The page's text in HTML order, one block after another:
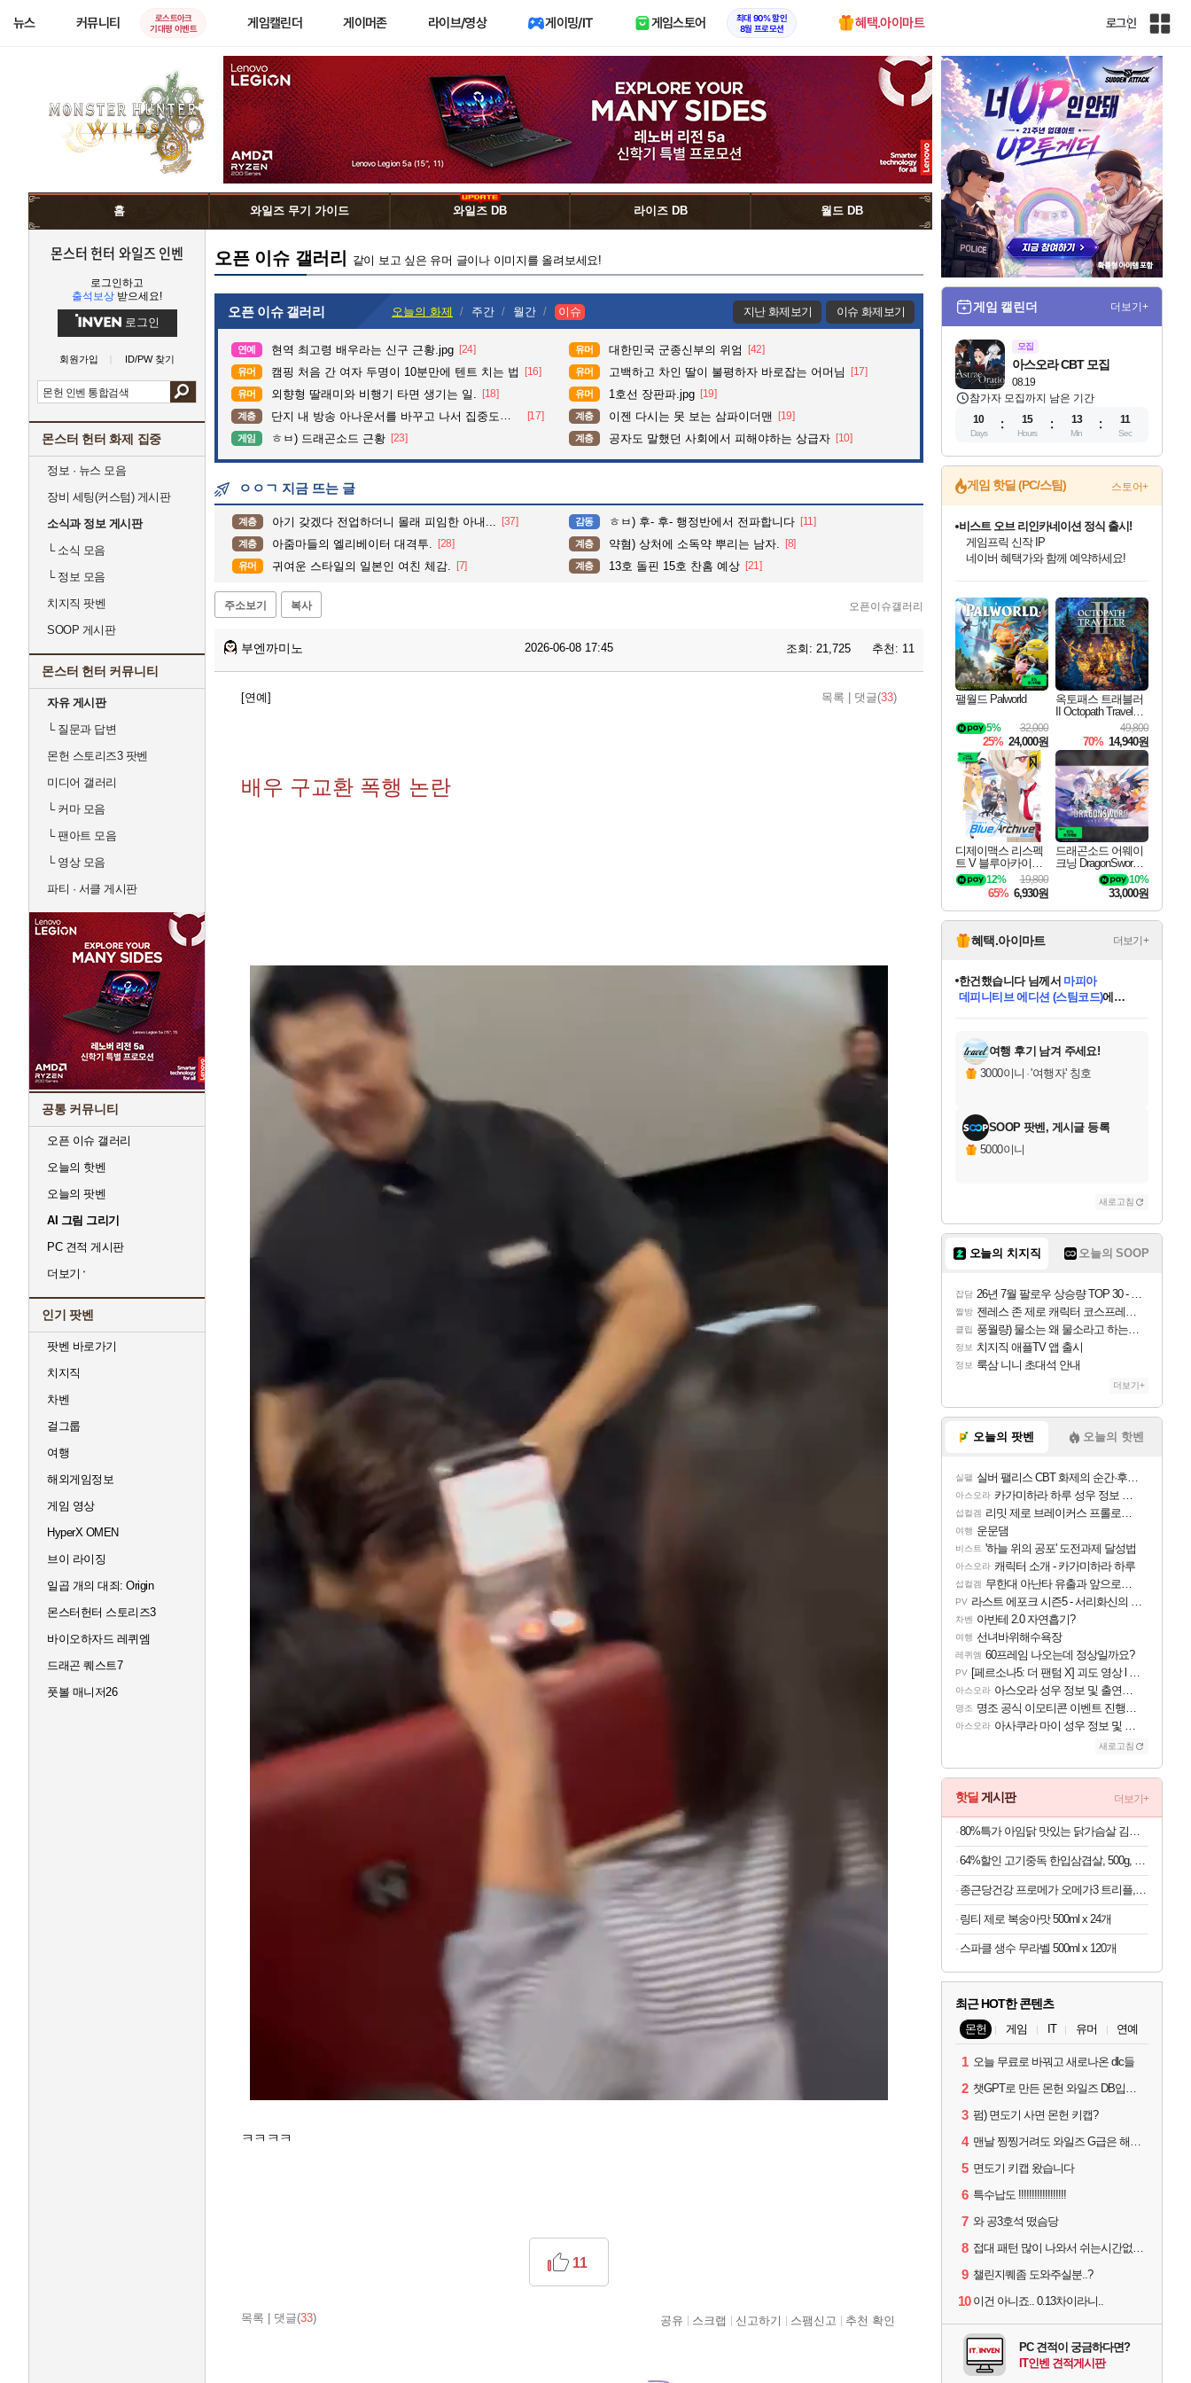
뉴스 커뮤니티
로스트아크
기대평 이벤트
게임캘린더 게이머존 라이브/영상 게이밍/IT 게임스토어
최대 90% 할인
8월 프로모션
혜택.아이마트 로그인
인
전
사
이
트
홈 와일즈 무기 가이드 와일즈 DB 라이즈 DB 월드 DB
몬스터 헌터 와일즈 인벤
로그인하고
출석보상 받으세요!
로그인
회원가입 ID/PW 찾기
몬스터 헌터 화제 집중
정보 · 뉴스 모음
장비 세팅(커스텀) 게시판
소식과 정보 게시판
└소식 모음
└정보 모음
치지직 팟벤
SOOP 게시판
몬스터 헌터 커뮤니티
자유 게시판
└질문과 답변
몬헌 스토리즈3 팟벤
미디어 갤러리
└커마 모음
└팬아트 모음
└영상 모음
파티 · 서클 게시판
공통 커뮤니티
오픈 이슈 갤러리
오늘의 핫벤
오늘의 팟벤
AI 그림 그리기
PC 견적 게시판
더보기
인기 팟벤
팟벤 바로가기
치지직
차벤
걸그룹
여행
해외게임정보
게임 영상
HyperX OMEN
브이 라이징
일곱 개의 대죄: Origin
몬스터헌터 스토리즈3
바이오하자드 레퀴엠
드래곤 퀘스트7
풋볼 매니저26
오픈 이슈 갤러리 같이 보고 싶은 유머 글이나 이미지를 올려보세요!
오픈 이슈 갤러리 오늘의 화제 주간 월간 이슈 지난 화제보기 이슈 화제보기
연예 현역 최고령 배우라는 신구 근황.jpg [24] 유머 대한민국 군종신부의 위엄 [42]
유머 캠핑 처음 간 여자 두명이 10분만에 텐트 치는 법 [16] 유머 고백하고 차인 딸이 불평하자 바로잡는 어머님 [17]
유머 외향형 딸래미와 비행기 타면 생기는 일. [18] 유머 1호선 장판파.jpg [19]
계층 단지 내 방송 아나운서를 바꾸고 나서 집중도가 확 올라갔다는 한 아파트의 안내방송 [17] 계층 이젠 다시는 못 보는 삼파이더맨 [19]
게임 ㅎㅂ) 드래곤소드 근황 [23] 계층 공자도 말했던 사회에서 피해야하는 상급자 [10]
ㅇㅇㄱ 지금 뜨는 글
계층 아기 갖겠다 전업하더니 몰래 피임한 아내... [37] 감동 ㅎㅂ) 후- 후- 행정반에서 전파합니다 [11]
계층 아줌마들의 엘리베이터 대격투. [28] 계층 약혐) 상처에 소독약 뿌리는 남자. [8]
유머 귀여운 스타일의 일본인 여친 체감. [7] 계층 13호 돌핀 15호 찬홈 예상 [21]
주소보기 복사 오픈이슈갤러리
부엔까미노 2026-06-08 17:45 조회: 21,725 추천: 11
[연예] 목록 댓글(33)
배우 구교환 폭행 논란
ㅋㅋㅋㅋ
목록 댓글(33)
11
공유 스크랩 신고하기 스팸신고 추천 확인
게임 캘린더 더보기+
모집
08.19
아스오라 CBT 모집
참가자 모집까지 남은 기간
10
Days
15
Hours
13
Min
10
Sec
게임 핫딜 (PC/스팀) 스토어+
최대 90% 할인가를 만나보세요!
네이버혜택과 함께 만나보세요!
50%할인&추가 적립까지!
네이버 포인트 혜택까지!
이니&베니 혜택까지!
비스트 오브 리인카네이션 정식 출시!
게임프릭 신작 IP
네이버 혜택가와 함께 예약하세요!
할인&네이버혜택으로 만나보세요!
네이버페이 혜택과 만나보세요!
40주년 프로모션으로 만나보세요!
할인가에 만나보세요!
일부 에디션 상시 할인!
혜택으로 예약 판매 중
편안하게 충전하세요
팰월드 Palworld
32,000
5%
25% 24,000원
옥토패스 트래블러
II Octopath Traveler I
49,800
70% 14,940원
디제이맥스 리스펙
트 V 블루아카이브
팩 DJMAX RESPE
CT V Blue Archive P
ack DLC
19,800
12%
65% 6,930원
드래곤소드 어웨이
크닝 DragonSword A
10%
33,000원
혜택.아이마트 더보기+
교환.
당첨되셨습니다.
당첨되셨습니다.
한건했습니다 님께서
당첨되셨습니다.
프로틴스101님께서네이버페이 1만원
교환권 에 당첨되셨습니다.
당첨되셨습니다.
당첨되셨습니다.
당첨되셨습니다.
당첨되셨습니다.
에디션 (스팀코드) 를 교환.
당첨되셨습니다.
여행 후기 남겨 주세요!
3000이니 ·'여행자' 칭호
SOOP 팟벤, 게시글 등록
5000이니
새로고침
오늘의 치지직 오늘의 SOOP
잡담 26년 7월 팔로우 상승량 TOP 30 - 월간 치지직
짤방 젠레스 존 제로 캐릭터 코스프레한 꽁주
클립 풍월량) 물소는 왜 물소라고 하는거야? 아! 그만 ㅋㅋ
정보 치지직 애플TV 앱 출시
정보 룩삼 니니 초대석 안내
더보기+
오늘의 팟벤 오늘의 핫벤
실팰 실버 팰리스 CBT 화제의 순간·후기 모음
아스오라 카가미하라 하루 성우 정보 및 주요 필모
섭컬겜 리밋 제로 브레이커스 프롤로그 테스트 후기 영상 업로드
여행 운문댐
비스트 '하늘 위의 공포' 도전과제 달성법
아스오라 캐릭터 소개 - 카가미하라 하루
섭컬겜 무한대 아난타 유출과 앞으로의 예상 (루머)
PV 라스트 에포크 시즌5 - 서리화신의 분노 티저
차벤 아반테 2.0 자연흡기?
여행 선녀바위해수욕장
레퀴엠 60프레임 나오는데 정상일까요?
PV [페르소나5: 더 팬텀 X] 괴도 영상 l 타카마키 안·댄싱 스타
아스오라 아스오라 성우 정보 및 출연작 모음
명조 명조 공식 이모티콘 이벤트 진행해봤습니다! 참여부터 추첨까지????
아스오라 아사쿠라 마이 성우 정보 및 주요 필모
새로고침
핫딜 게시판 더보기+
80%특가 아임닭 맛있는 닭가슴살 김치 볶음밥, 200g, 20개
64%할인 고기중독 한입삼겹살, 500g, 4개
종근당건강 프로메가 오메가3 트리플, 60정, 2
링티 제로 복숭아맛 500ml x 24개
스파클 생수 무라벨 500ml x 120개
최근 HOT한 콘텐츠
몬헌 게임 IT 유머 연예
1 오늘 무료로 바꿔고 새로나온 dlc들
2 챗GPT로 만든 몬헌 와일즈 DB입니다.
3 펌) 면도기 사면 몬헌 키캡?
4 맨날 찡찡거려도 와일즈 G급은 해야하니까 접속 jpg
5 면도기 키캡 왔습니다
6 특수납도 !!!!!!!!!!!!!!!!!!
7 와 공3호석 떴슴당
8 접대 패턴 많이 나와서 쉬는시간없이 빡딜한것같은데..
9 챌린지퀘좀 도와주실분..?
10 이건 아니죠.. 0.13차이라니..
PC 견적이 궁금하다면?
IT인벤 견적게시판